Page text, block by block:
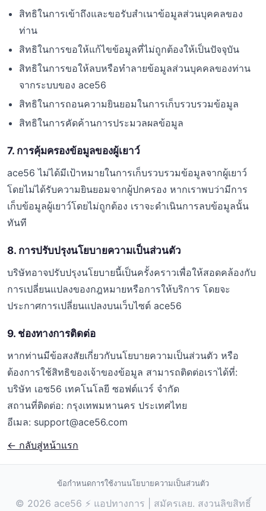
สิทธิในการเข้าถึงและขอรับสำเนาข้อมูลส่วนบุคคลของ
ท่าน
สิทธิในการขอให้แก้ไขข้อมูลที่ไม่ถูกต้องให้เป็นปัจจุบัน
สิทธิในการขอให้ลบหรือทำลายข้อมูลส่วนบุคคลของท่าน
จากระบบของ ace56
สิทธิในการถอนความยินยอมในการเก็บรวบรวมข้อมูล
สิทธิในการคัดค้านการประมวลผลข้อมูล
7. การคุ้มครองข้อมูลของผู้เยาว์
ace56 ไม่ได้มีเป้าหมายในการเก็บรวบรวมข้อมูลจากผู้เยาว์
โดยไม่ได้รับความยินยอมจากผู้ปกครอง หากเราพบว่ามีการ
เก็บข้อมูลผู้เยาว์โดยไม่ถูกต้อง เราจะดำเนินการลบข้อมูลนั้น
ทันที
8. การปรับปรุงนโยบายความเป็นส่วนตัว
บริษัทอาจปรับปรุงนโยบายนี้เป็นครั้งคราวเพื่อให้สอดคล้องกับ
การเปลี่ยนแปลงของกฎหมายหรือการให้บริการ โดยจะ
ประกาศการเปลี่ยนแปลงบนเว็บไซต์ ace56
9. ช่องทางการติดต่อ
หากท่านมีข้อสงสัยเกี่ยวกับนโยบายความเป็นส่วนตัว หรือ
ต้องการใช้สิทธิของเจ้าของข้อมูล สามารถติดต่อเราได้ที่:
บริษัท เอซ56 เทคโนโลยี ซอฟต์แวร์ จำกัด
สถานที่ติดต่อ: กรุงเทพมหานคร ประเทศไทย
อีเมล: support@ace56.com
← กลับสู่หน้าแรก
ข้อกำหนดการใช้งานนโยบายความเป็นส่วนตัว
© 2026 ace56 ⚡ แอปทางการ | สมัครเลย. สงวนลิขสิทธิ์